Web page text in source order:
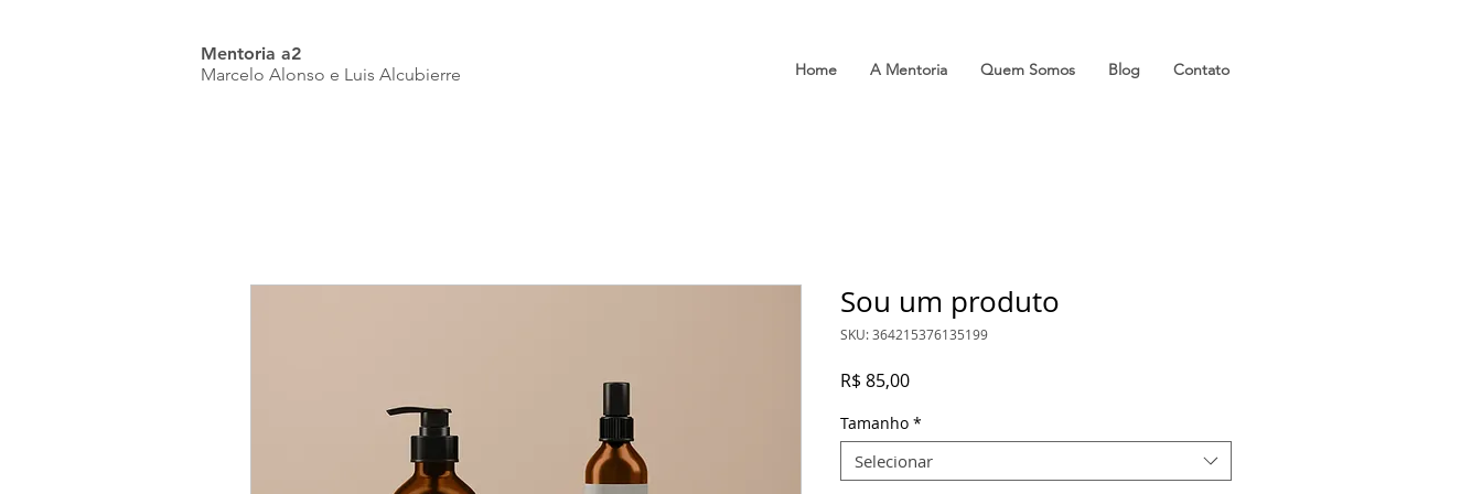
Mentoria a2
Marcelo Alonso e Luis Alcubierre
Home A Mentoria Quem Somos Blog Contato
Sou um produto
SKU: 364215376135199
R$ 85,00Preço
Tamanho *
Selecionar